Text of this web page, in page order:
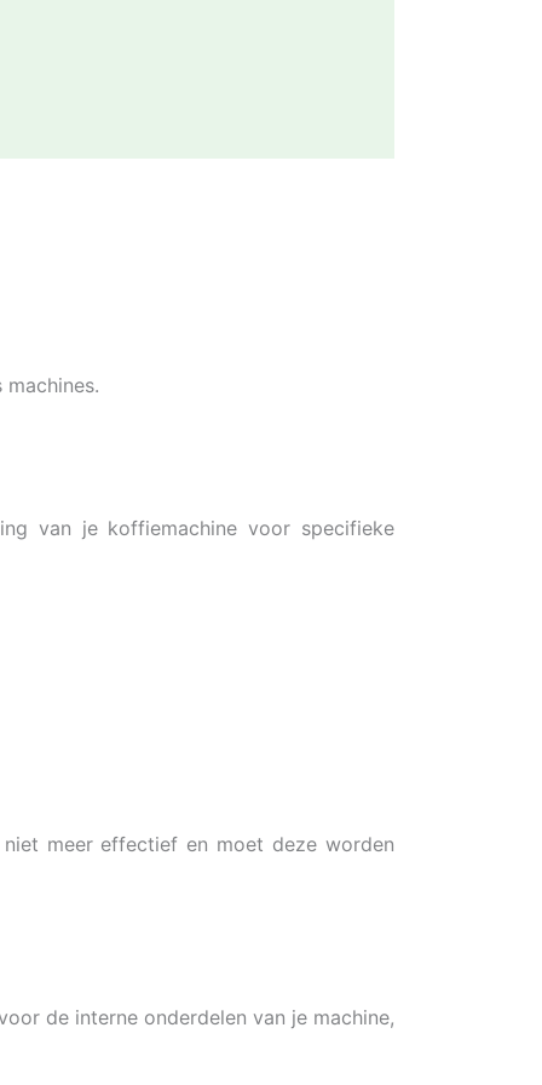
van je koffiemachine voor specifieke
meer effectief en moet deze worden
de interne onderdelen van je machine,